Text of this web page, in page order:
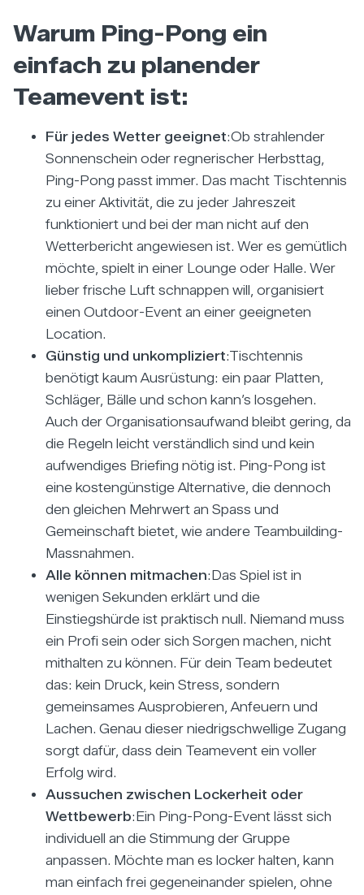
Warum Ping-Pong ein
einfach zu planender
Teamevent ist:
Für jedes Wetter geeignet:Ob strahlender
Sonnenschein oder regnerischer Herbsttag,
Ping-Pong passt immer. Das macht Tischtennis
zu einer Aktivität, die zu jeder Jahreszeit
funktioniert und bei der man nicht auf den
Wetterbericht angewiesen ist. Wer es gemütlich
möchte, spielt in einer Lounge oder Halle. Wer
lieber frische Luft schnappen will, organisiert
einen Outdoor-Event an einer geeigneten
Location.
Günstig und unkompliziert:Tischtennis
benötigt kaum Ausrüstung: ein paar Platten,
Schläger, Bälle und schon kann’s losgehen.
Auch der Organisationsaufwand bleibt gering, da
die Regeln leicht verständlich sind und kein
aufwendiges Briefing nötig ist. Ping-Pong ist
eine kostengünstige Alternative, die dennoch
den gleichen Mehrwert an Spass und
Gemeinschaft bietet, wie andere Teambuilding-
Massnahmen.
Alle können mitmachen:Das Spiel ist in
wenigen Sekunden erklärt und die
Einstiegshürde ist praktisch null. Niemand muss
ein Profi sein oder sich Sorgen machen, nicht
mithalten zu können. Für dein Team bedeutet
das: kein Druck, kein Stress, sondern
gemeinsames Ausprobieren, Anfeuern und
Lachen. Genau dieser niedrigschwellige Zugang
sorgt dafür, dass dein Teamevent ein voller
Erfolg wird.
Aussuchen zwischen Lockerheit oder
Wettbewerb:Ein Ping-Pong-Event lässt sich
individuell an die Stimmung der Gruppe
anpassen. Möchte man es locker halten, kann
man einfach frei gegeneinander spielen, ohne